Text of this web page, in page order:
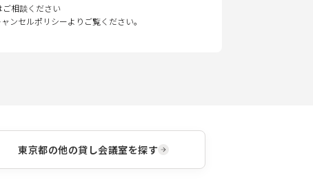
相談ください
ンセルポリシーよりご覧ください。
東京都の他の貸し会議室を探す